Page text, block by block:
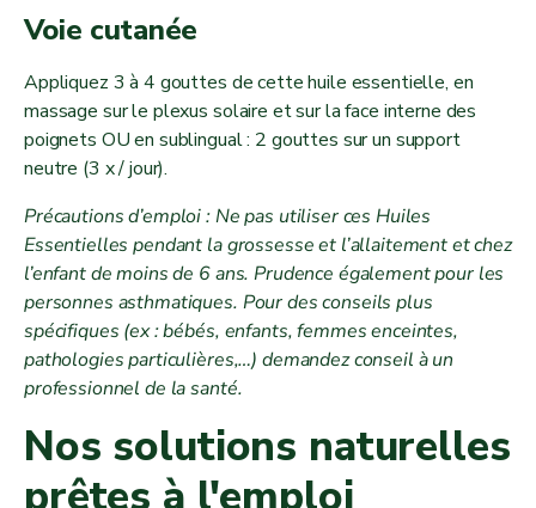
Voie cutanée
Appliquez 3 à 4 gouttes de cette huile essentielle, en
massage sur le plexus solaire et sur la face interne des
poignets OU en sublingual : 2 gouttes sur un support
neutre (3 x / jour).
Précautions d’emploi : Ne pas utiliser ces Huiles
Essentielles pendant la grossesse et l’allaitement et chez
l’enfant de moins de 6 ans. Prudence également pour les
personnes asthmatiques. Pour des conseils plus
spécifiques (ex : bébés, enfants, femmes enceintes,
pathologies particulières,…) demandez conseil à un
professionnel de la santé.
Nos solutions naturelles
prêtes à l'emploi